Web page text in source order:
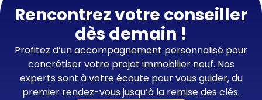
Rencontrez votre conseiller
dès demain !
Profitez d’un accompagnement personnalisé pour
concrétiser votre projet immobilier neuf. Nos
experts sont à votre écoute pour vous guider, du
premier rendez-vous jusqu’à la remise des clés.